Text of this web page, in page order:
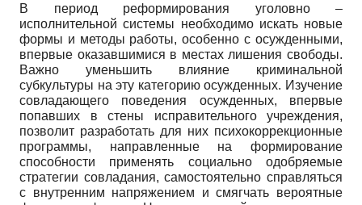
В период реформирования уголовно –
исполнительной системы необходимо искать новые
формы и методы работы, особенно с осужденными,
впервые оказавшимися в местах лишения свободы.
Важно уменьшить влияние криминальной
субкультуры на эту категорию осужденных. Изучение
совладающего поведения осужденных, впервые
попавших в стены исправительного учреждения,
позволит разработать для них психокоррекционные
программы, направленные на формирование
способности применять социально одобряемые
стратегии совладания, самостоятельно справляться
с внутренним напряжением и смягчать вероятные